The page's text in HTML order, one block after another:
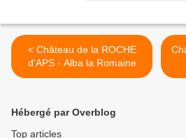
< Château de la ROCHE
d'APS - Alba la Romaine
Hébergé par Overblog
Top articles